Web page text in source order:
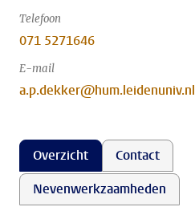
Telefoon
071 5271646
E-mail
a.p.dekker@hum.leidenuniv.nl
Overzicht
Contact
Nevenwerkzaamheden